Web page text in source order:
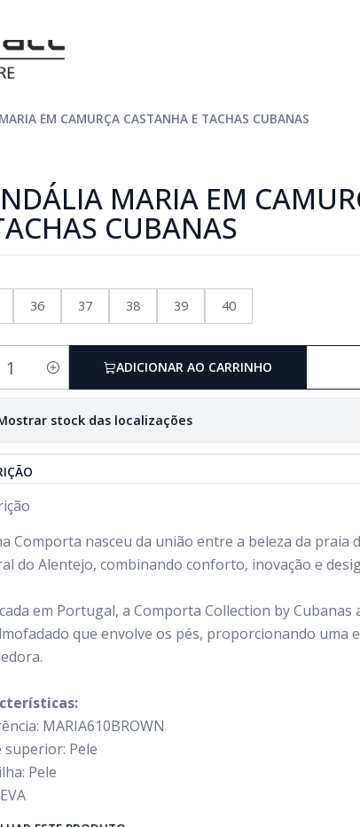
EM CAMURÇA CASTANHA E TACHAS CUBANAS
MARIA EM
CUBANAS
36 37 38 39 40
ADICIONAR AO CARRINHO
stock das localizações
Comporta nasceu da união entre a beleza da praia
do Alentejo, combinando conforto, inovação e
em Portugal, a Comporta Collection by
que envolve os pés, proporcionando uma
MARIA610BROWN
superior: Pele
Pele